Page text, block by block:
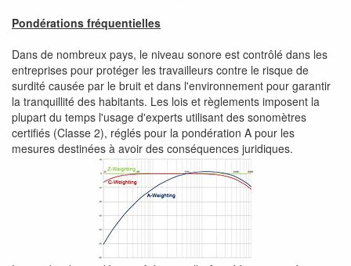
Pondérations fréquentielles
Dans de nombreux pays, le niveau sonore est contrôlé dans les
entreprises pour protéger les travailleurs contre le risque de
surdité causée par le bruit et dans l'environnement pour garantir
la tranquillité des habitants. Les lois et règlements imposent la
plupart du temps l'usage d'experts utilisant des sonomètres
certifiés (Classe 2), réglés pour la pondération A pour les
mesures destinées à avoir des conséquences juridiques.